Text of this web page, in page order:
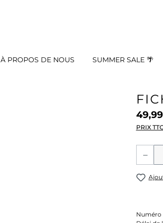
À PROPOS DE NOUS SUMMER SALE 🌴
PRIX
Numéro